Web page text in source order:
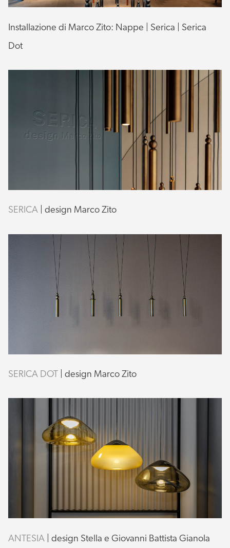
Installazione di Marco Zito: Nappe | Serica | Serica
Dot
SERICA | design Marco Zito
SERICA DOT | design Marco Zito
ANTESIA | design Stella e Giovanni Battista Gianola